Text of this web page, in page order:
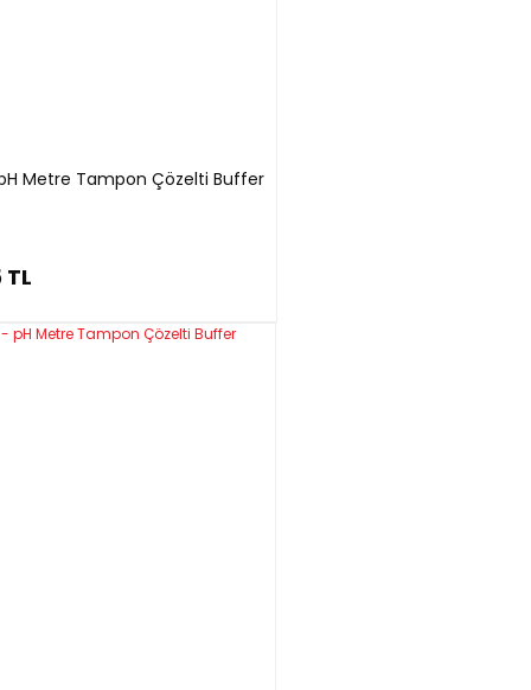
pH Metre Tampon Çözelti Buffer